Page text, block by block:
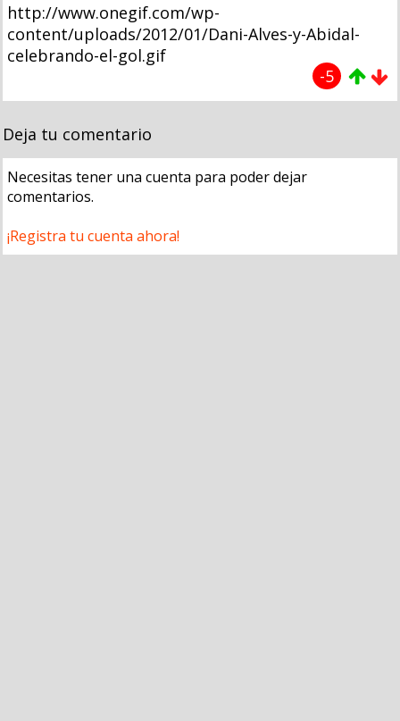
http://www.onegif.com/wp-
content/uploads/2012/01/Dani-Alves-y-Abidal-
celebrando-el-gol.gif
-5
Deja tu comentario
Necesitas tener una cuenta para poder dejar
comentarios.
¡Registra tu cuenta ahora!